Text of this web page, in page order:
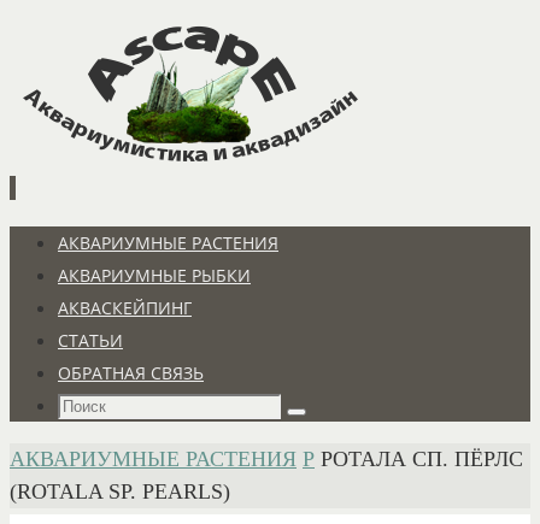
содержимому
Перейти
содержимому
АКВАРИУМНЫЕ РАСТЕНИЯ
АКВАРИУМНЫЕ РЫБКИ
АКВАСКЕЙПИНГ
СТАТЬИ
ОБРАТНАЯ СВЯЗЬ
Что
Поиск
ГЛАВНАЯ
АКВАРИУМНЫЕ РАСТЕНИЯ Р РОТАЛА СП. ПЁРЛС
(ROTALA SP. PEARLS)